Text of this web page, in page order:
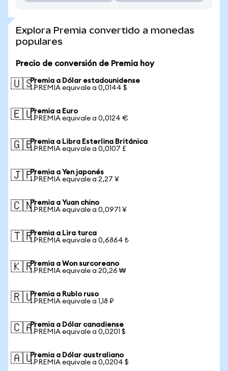
Explora Premia convertido a monedas
populares
Precio de conversión de Premia hoy
🇺🇸Premia a Dólar estadounidense
1 PREMIA equivale a 0,0144 $
🇪🇺Premia a Euro
1 PREMIA equivale a 0,0124 €
🇬🇧Premia a Libra Esterlina Británica
1 PREMIA equivale a 0,0107 £
🇯🇵Premia a Yen japonés
1 PREMIA equivale a 2,27 ¥
🇨🇳Premia a Yuan chino
1 PREMIA equivale a 0,0971 ¥
🇹🇷Premia a Lira turca
1 PREMIA equivale a 0,6864 ₺
🇰🇷Premia a Won surcoreano
1 PREMIA equivale a 20,26 ₩
🇷🇺Premia a Rublo ruso
1 PREMIA equivale a 1,18 ₽
🇨🇦Premia a Dólar canadiense
1 PREMIA equivale a 0,0201 $
🇦🇺Premia a Dólar australiano
1 PREMIA equivale a 0,0204 $